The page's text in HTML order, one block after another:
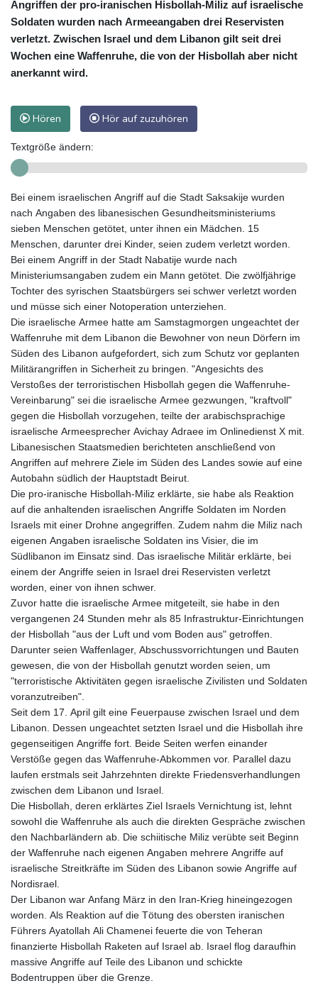
Angriffen der pro-iranischen Hisbollah-Miliz auf israelische
Soldaten wurden nach Armeeangaben drei Reservisten
verletzt. Zwischen Israel und dem Libanon gilt seit drei
Wochen eine Waffenruhe, die von der Hisbollah aber nicht
anerkannt wird.
Hören Hör auf zuzuhören
Textgröße ändern:
Bei einem israelischen Angriff auf die Stadt Saksakije wurden
nach Angaben des libanesischen Gesundheitsministeriums
sieben Menschen getötet, unter ihnen ein Mädchen. 15
Menschen, darunter drei Kinder, seien zudem verletzt worden.
Bei einem Angriff in der Stadt Nabatije wurde nach
Ministeriumsangaben zudem ein Mann getötet. Die zwölfjährige
Tochter des syrischen Staatsbürgers sei schwer verletzt worden
und müsse sich einer Notoperation unterziehen.
Die israelische Armee hatte am Samstagmorgen ungeachtet der
Waffenruhe mit dem Libanon die Bewohner von neun Dörfern im
Süden des Libanon aufgefordert, sich zum Schutz vor geplanten
Militärangriffen in Sicherheit zu bringen. "Angesichts des
Verstoßes der terroristischen Hisbollah gegen die Waffenruhe-
Vereinbarung" sei die israelische Armee gezwungen, "kraftvoll"
gegen die Hisbollah vorzugehen, teilte der arabischsprachige
israelische Armeesprecher Avichay Adraee im Onlinedienst X mit.
Libanesischen Staatsmedien berichteten anschließend von
Angriffen auf mehrere Ziele im Süden des Landes sowie auf eine
Autobahn südlich der Hauptstadt Beirut.
Die pro-iranische Hisbollah-Miliz erklärte, sie habe als Reaktion
auf die anhaltenden israelischen Angriffe Soldaten im Norden
Israels mit einer Drohne angegriffen. Zudem nahm die Miliz nach
eigenen Angaben israelische Soldaten ins Visier, die im
Südlibanon im Einsatz sind. Das israelische Militär erklärte, bei
einem der Angriffe seien in Israel drei Reservisten verletzt
worden, einer von ihnen schwer.
Zuvor hatte die israelische Armee mitgeteilt, sie habe in den
vergangenen 24 Stunden mehr als 85 Infrastruktur-Einrichtungen
der Hisbollah "aus der Luft und vom Boden aus" getroffen.
Darunter seien Waffenlager, Abschussvorrichtungen und Bauten
gewesen, die von der Hisbollah genutzt worden seien, um
"terroristische Aktivitäten gegen israelische Zivilisten und Soldaten
voranzutreiben".
Seit dem 17. April gilt eine Feuerpause zwischen Israel und dem
Libanon. Dessen ungeachtet setzten Israel und die Hisbollah ihre
gegenseitigen Angriffe fort. Beide Seiten werfen einander
Verstöße gegen das Waffenruhe-Abkommen vor. Parallel dazu
laufen erstmals seit Jahrzehnten direkte Friedensverhandlungen
zwischen dem Libanon und Israel.
Die Hisbollah, deren erklärtes Ziel Israels Vernichtung ist, lehnt
sowohl die Waffenruhe als auch die direkten Gespräche zwischen
den Nachbarländern ab. Die schiitische Miliz verübte seit Beginn
der Waffenruhe nach eigenen Angaben mehrere Angriffe auf
israelische Streitkräfte im Süden des Libanon sowie Angriffe auf
Nordisrael.
Der Libanon war Anfang März in den Iran-Krieg hineingezogen
worden. Als Reaktion auf die Tötung des obersten iranischen
Führers Ayatollah Ali Chamenei feuerte die von Teheran
finanzierte Hisbollah Raketen auf Israel ab. Israel flog daraufhin
massive Angriffe auf Teile des Libanon und schickte
Bodentruppen über die Grenze.